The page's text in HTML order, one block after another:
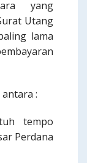
yang
Utang
lama
:
tempo
Perdana